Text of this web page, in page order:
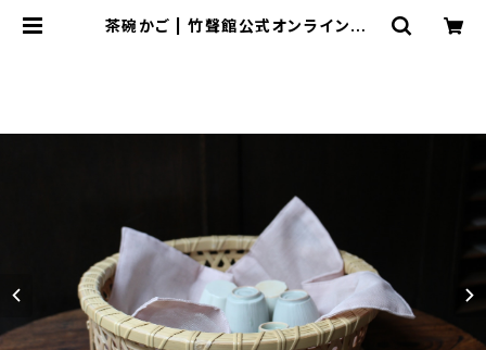
茶碗かご | 竹聲館公式オンラインスト